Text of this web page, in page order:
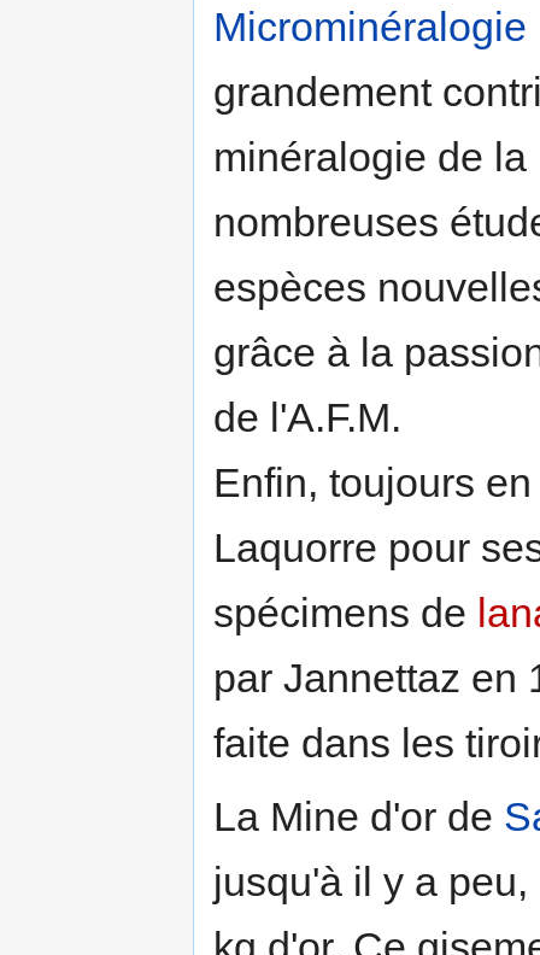
Microminéralogie
grandement
minéralogie de
nombreuses
espèces
grâce à la
de l'A.F.M.
Enfin, toujours
Laquorre pour
spécimens de
par Jannettaz en
faite dans les
La Mine d'or de
jusqu'à il y a